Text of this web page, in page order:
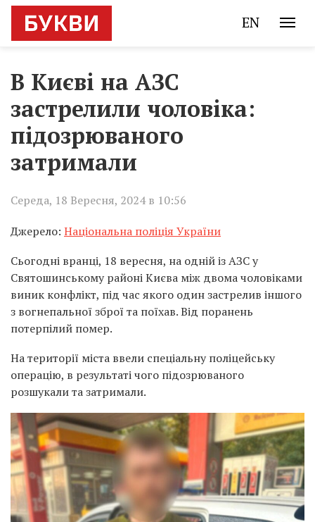
EN
В Києві на АЗС
застрелили чоловіка:
підозрюваного
затримали
Середа, 18 Вересня, 2024 в 10:56
Джерело: Національна поліція України
Сьогодні вранці, 18 вересня, на одній із АЗС у
Святошинському районі Києва між двома чоловіками
виник конфлікт, під час якого один застрелив іншого
з вогнепальної зброї та поїхав. Від поранень
потерпілий помер.
На території міста ввели спеціальну поліцейську
операцію, в результаті чого підозрюваного
розшукали та затримали.